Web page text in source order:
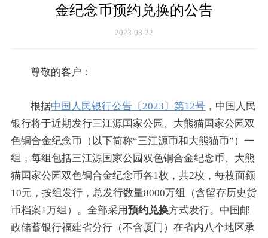
金纪念币预约兑换的公告
2023-08-22
尊敬的客户：
根据中国人民银行公告〔2023〕第12号 ，中国人民
银行将于近期发行三江源国家公园、大熊猫国家公园双
色铜合金纪念币（以下简称“三江源币和大熊猫币”）一
组，每组包括三江源国家公园双色铜合金纪念币、大熊
猫国家公园双色铜合金纪念币各1枚，共2枚，每枚面额
10元，按组发行，总发行数量8000万组（含留存历史货
币档案1万组）。全部采用预约兑换方式发行。中国邮
政储蓄银行福建省分行（不含厦门）在省内八个地区承